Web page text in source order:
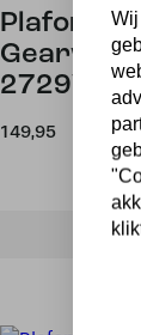
2729W
149,95